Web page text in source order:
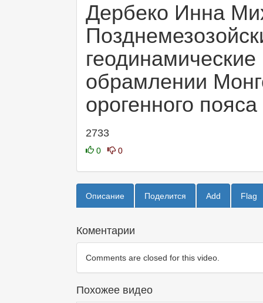
Дербеко Инна
обрамлении
орогенного пояса
2733
0 0
Описание Поделится Add Flag
Коментарии
Comments are closed for this video.
Похожее видео